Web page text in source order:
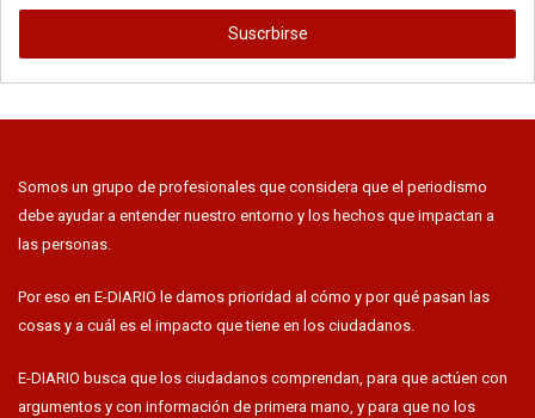
dirección
EMAIL
Somos un grupo de profesionales que considera que el periodismo
debe ayudar a entender nuestro entorno y los hechos que impactan a
las personas.
Por eso en E-DIARIO le damos prioridad al cómo y por qué pasan las
cosas y a cuál es el impacto que tiene en los ciudadanos.
E-DIARIO busca que los ciudadanos comprendan, para que actúen con
argumentos y con información de primera mano, y para que no los